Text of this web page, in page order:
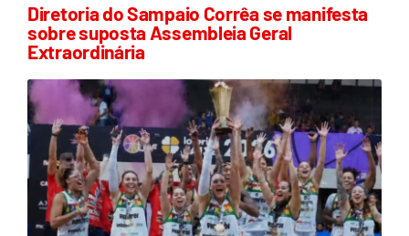
Diretoria do Sampaio Corrêa se manifesta
sobre suposta Assembleia Geral
Extraordinária